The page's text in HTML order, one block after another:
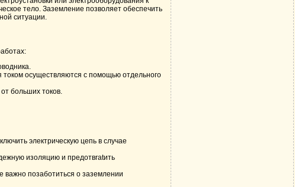
тело. Заземление позволяет обеспечить
ситуации.
осуществляются с помощью отдельного
больших токов.
электрическую цепь в случае
изоляцию и предотвratить
важно позаботиться о заземлении